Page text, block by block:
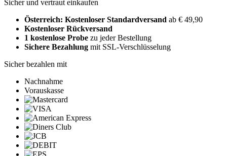
Sicher und vertraut einkaufen
Österreich: Kostenloser Standardversand ab € 49,90
Kostenloser Rückversand
1 kostenlose Probe zu jeder Bestellung
Sichere Bezahlung mit SSL-Verschlüsselung
Sicher bezahlen mit
Nachnahme
Vorauskasse